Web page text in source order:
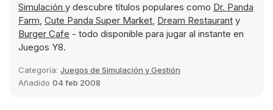
Simulación y descubre títulos populares como Dr. Panda
Farm, Cute Panda Super Market, Dream Restaurant y
Burger Cafe - todo disponible para jugar al instante en
Juegos Y8.
Categoría: Juegos de Simulación y Gestión
Añadido 04 feb 2008